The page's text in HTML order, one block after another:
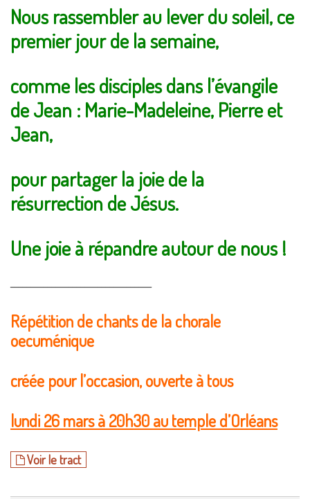
Nous rassembler au lever du soleil, ce
premier jour de la semaine,
comme les disciples dans l’évangile
de Jean : Marie-Madeleine, Pierre et
Jean,
pour partager la joie de la
résurrection de Jésus.
Une joie à répandre autour de nous !
Répétition de chants de la chorale
oecuménique
créée pour l’occasion, ouverte à tous
lundi 26 mars à 20h30 au temple d’Orléans
Voir le tract